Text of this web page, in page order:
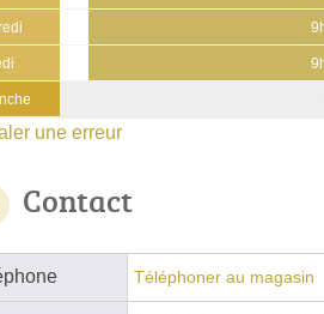
une erreur
Contact
Téléphoner au magasin